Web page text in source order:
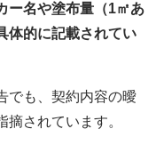
ー名や塗布量（1㎡あ
体的に記載されてい
でも、契約内容の曖
されています。